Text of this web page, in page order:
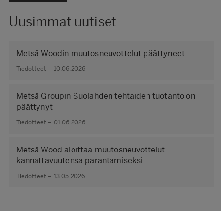
Uusimmat uutiset
Metsä Woodin muutosneuvottelut päättyneet
Tiedotteet – 10.06.2026
Metsä Groupin Suolahden tehtaiden tuotanto on
päättynyt
Tiedotteet – 01.06.2026
Metsä Wood aloittaa muutosneuvottelut
kannattavuutensa parantamiseksi
Tiedotteet – 13.05.2026